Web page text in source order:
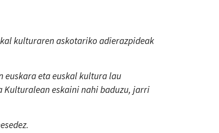
kulturaren askotariko adierazpideak
euskara eta euskal kultura lau
Kulturalean eskaini nahi baduzu, jarri